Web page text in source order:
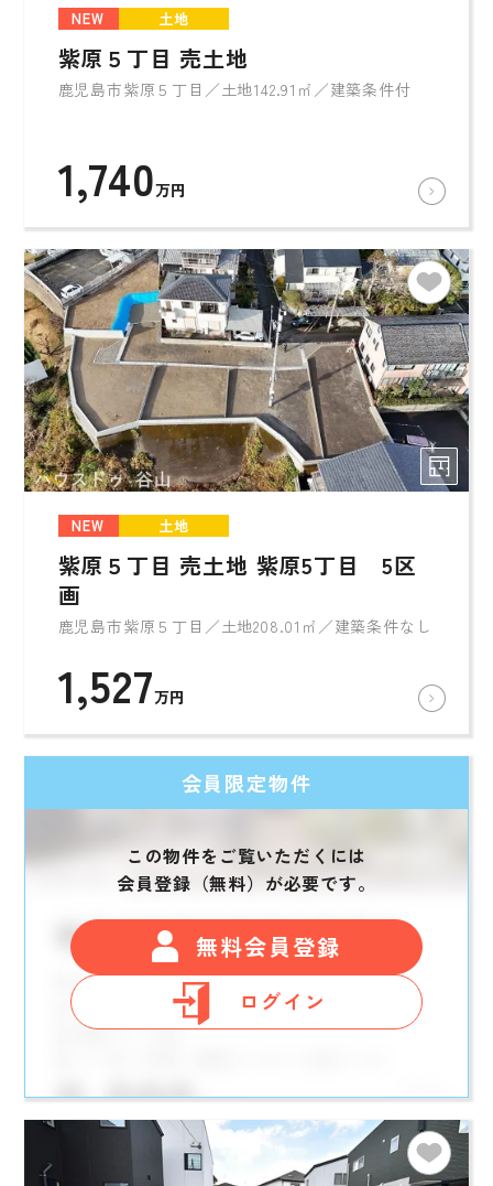
NEW 土地
紫原５丁目 売土地
鹿児島市紫原５丁目／土地142.91㎡／建築条件付
1,740万円
NEW 土地
紫原５丁目 売土地 紫原5丁目 5区
画
鹿児島市紫原５丁目／土地208.01㎡／建築条件なし
1,527万円
会員限定物件
この物件をご覧いただくには
会員登録（無料）が必要です。
無料会員登録
ログイン